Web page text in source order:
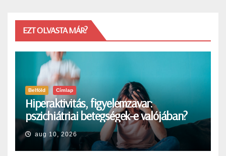
EZT OLVASTA MÁR?
Belföld Címlap
Hiperaktivitás, figyelemzavar:
pszichiátriai betegségek-e valójában?
aug 10, 2026